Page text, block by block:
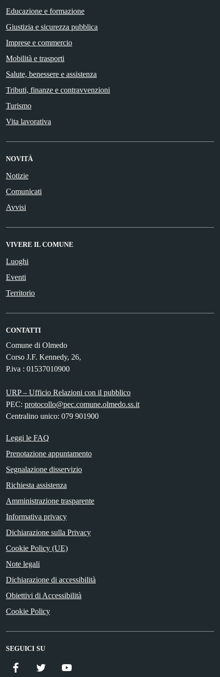
Educazione e formazione
Giustizia e sicurezza pubblica
Imprese e commercio
Mobilità e trasporti
Salute, benessere e assistenza
Tributi, finanze e contravvenzioni
Turismo
Vita lavorativa
NOVITÀ
Notizie
Comunicati
Avvisi
VIVERE IL COMUNE
Luoghi
Eventi
Territorio
CONTATTI
Comune di Olmedo
Corso J.F. Kennedy, 26,
P.iva : 01537010900
URP – Ufficio Relazioni con il pubblico
PEC: protocollo@pec.comune.olmedo.ss.it
Centralino unico: 079 901900
Leggi le FAQ
Prenotazione appuntamento
Segnalazione disservizio
Richiesta assistenza
Amministrazione trasparente
Informativa privacy
Dichiarazione sulla Privacy
Cookie Policy (UE)
Note legali
Dichiarazione di accessibilità
Obiettivi di Accessibilità
Cookie Policy
SEGUICI SU
Facebook Twitter